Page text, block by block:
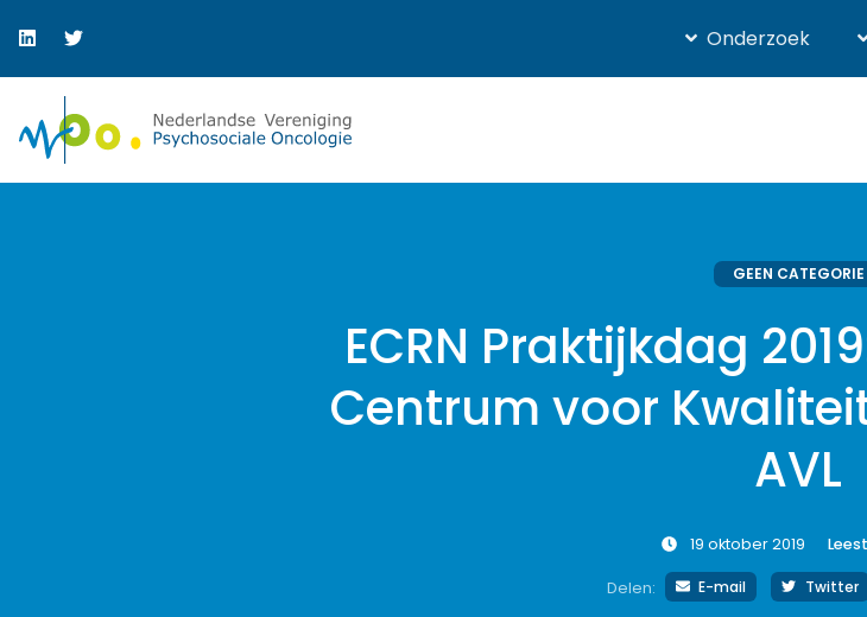
Onderzoek
GEEN CATEGORIE
ECRN Praktijkdag
Centrum voor
AVL
19 oktober 2019
Delen: E-mail Twitter